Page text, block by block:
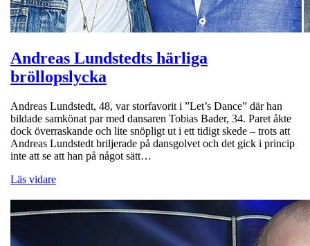
Andreas Lundstedts härliga
bröllopslycka
Andreas Lundstedt, 48, var storfavorit i ”Let’s Dance” där han
bildade samkönat par med dansaren Tobias Bader, 34. Paret åkte
dock överraskande och lite snöpligt ut i ett tidigt skede – trots att
Andreas Lundstedt briljerade på dansgolvet och det gick i princip
inte att se att han på något sätt…
Läs vidare